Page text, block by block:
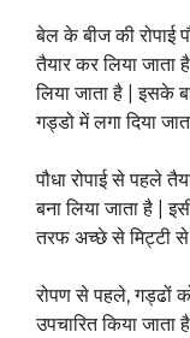
बेल के बीज की रोपाई
तैयार कर लिया जाता
लिया जाता है | इसके
गड्डो में लगा दिया
पौधा रोपाई से पहले
बना लिया जाता है |
तरफ अच्छे से मिट्टी से
रोपण से पहले, गड्ढों
उपचारित किया